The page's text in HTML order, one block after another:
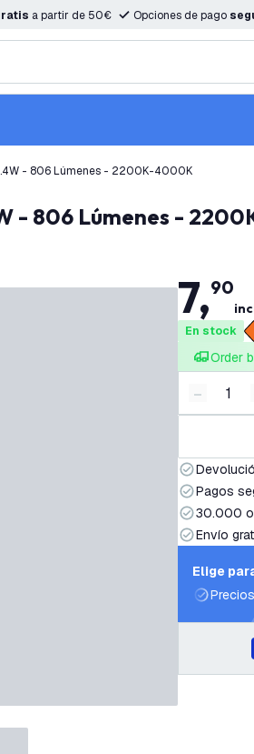
a partir de 50€ Opciones de pago
- 806 Lúmenes - 2200K-4000K
- 806 Lúmenes -
7,90
En stock
Order
-
Pagos
30.000
Envío
Elige